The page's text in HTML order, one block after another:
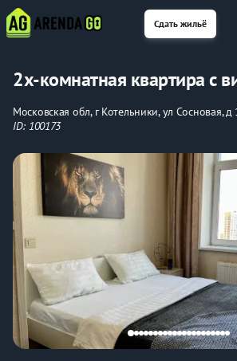
Сдать жильё
2х-комнатная квартира с
Московская обл, г Котельники, ул Сосновая, д
ID: 100173